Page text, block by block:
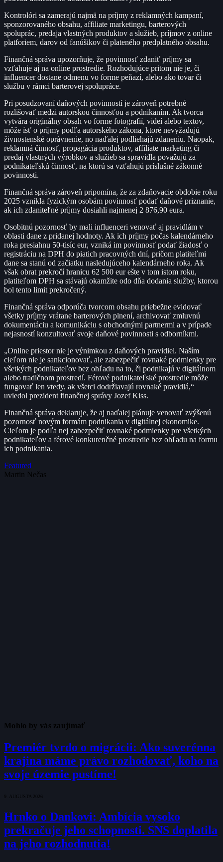
Kontrolóri sa zamerajú najmä na príjmy z reklamných kampaní,
sponzorovaného obsahu, affiliate marketingu, barterových
spoluprác, predaja vlastných produktov a služieb, príjmov z online
platforiem, darov od fanúšikov či plateného predplatného obsahu.
Finančná správa upozorňuje, že povinnosť zdaniť príjmy sa
vzťahuje aj na online prostredie. Rozhodujúce pritom nie je, či
influencer dostane odmenu vo forme peňazí, alebo ako tovar či
službu v rámci barterovej spolupráce.
Pri posudzovaní daňových povinností je zároveň potrebné
rozlišovať medzi autorskou činnosťou a podnikaním. Ak tvorca
vytvára originálny obsah vo forme fotografií, videí alebo textov,
môže ísť o príjmy podľa autorského zákona, ktoré nevyžadujú
živnostenské oprávnenie, no naďalej podliehajú zdaneniu. Naopak,
reklamná činnosť, propagácia produktov, affiliate marketing či
predaj vlastných výrobkov a služieb sa spravidla považujú za
podnikateľskú činnosť, na ktorú sa vzťahujú príslušné zákonné
povinnosti.
Finančná správa zároveň pripomína, že za zdaňovacie obdobie roku
2025 vznikla fyzickým osobám povinnosť podať daňové priznanie,
ak ich zdaniteľné príjmy dosiahli najmenej 2 876,90 eura.
Osobitnú pozornosť by mali influenceri venovať aj pravidlám v
oblasti dane z pridanej hodnoty. Ak ich príjmy počas kalendárneho
roka presiahnu 50-tisíc eur, vzniká im povinnosť podať žiadosť o
registráciu na DPH do piatich pracovných dní, pričom platiteľmi
dane sa stanú od začiatku nasledujúceho kalendárneho roka. Ak
však obrat prekročí hranicu 62 500 eur ešte v tom istom roku,
platiteľom DPH sa stávajú okamžite odo dňa dodania služby, ktorou
bol tento limit prekročený.
Finančná správa odporúča tvorcom obsahu priebežne evidovať
všetky príjmy vrátane barterových plnení, archivovať zmluvnú
dokumentáciu a komunikáciu s obchodnými partnermi a v prípade
nejasností konzultovať svoje daňové povinnosti s odborníkmi.
„Online priestor nie je výnimkou z daňových pravidiel. Naším
cieľom nie je sankcionovať, ale zabezpečiť rovnaké podmienky pre
všetkých podnikateľov bez ohľadu na to, či podnikajú v digitálnom
alebo tradičnom prostredí. Férové podnikateľské prostredie môže
fungovať len vtedy, ak všetci dodržiavajú rovnaké pravidlá,“
uviedol prezident finančnej správy Jozef Kiss.
Finančná správa deklaruje, že aj naďalej plánuje venovať zvýšenú
pozornosť novým formám podnikania v digitálnej ekonomike.
Cieľom je podľa nej zabezpečiť rovnaké podmienky pre všetkých
podnikateľov a férové konkurenčné prostredie bez ohľadu na formu
ich podnikania.
Featured
Martin Nečas
Mohlo by vás zaujímať
Premiér tvrdo o migrácii: Ako suverénna
krajina máme právo rozhodovať, koho na
svoje územie pustíme!
9. AUGUSTA 2026
Hrnko o Dankovi: Ambícia vysoko
prekračuje jeho schopnosti. SNS doplatila
na jeho rozhodnutia!